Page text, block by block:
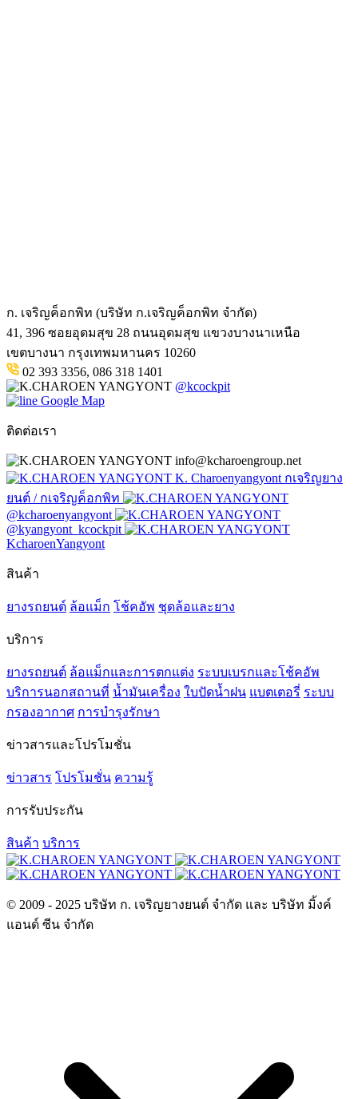
ก. เจริญค็อกพิท (บริษัท ก.เจริญค็อกพิท จำกัด)
41, 396 ซอยอุดมสุข 28 ถนนอุดมสุข แขวงบางนาเหนือ
เขตบางนา กรุงเทพมหานคร 10260
02 393 3356, 086 318 1401
@kcockpit
Google Map
ติดต่อเรา
info@kcharoengroup.net
K. Charoenyangyont กเจริญยาง
ยนต์ / กเจริญค็อกพิท
@kcharoenyangyont
@kyangyont_kcockpit
KcharoenYangyont
สินค้า
ยางรถยนต์ ล้อแม็ก โช้คอัพ ชุดล้อและยาง
บริการ
ยางรถยนต์ ล้อแม็กและการตกแต่ง ระบบเบรกและโช้คอัพ
บริการนอกสถานที่ น้ำมันเครื่อง ใบปัดน้ำฝน แบตเตอรี่ ระบบ
กรองอากาศ การบำรุงรักษา
ข่าวสารและโปรโมชั่น
ข่าวสาร โปรโมชั่น ความรู้
การรับประกัน
สินค้า บริการ
© 2009 - 2025 บริษัท ก. เจริญยางยนต์ จำกัด และ บริษัท มิ้งค์
แอนด์ ซีน จำกัด